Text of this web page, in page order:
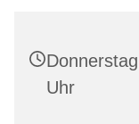
Uhr